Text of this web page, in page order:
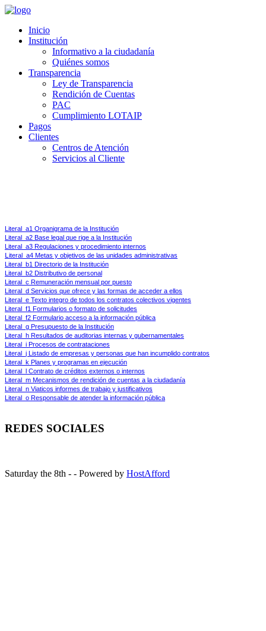
Inicio
Institución
Informativo a la ciudadanía
Quiénes somos
Transparencia
Ley de Transparencia
Rendición de Cuentas
PAC
Cumplimiento LOTAIP
Pagos
Clientes
Centros de Atención
Servicios al Cliente
Literal_a1 Organigrama de la Institución
Literal_a2 Base legal que rige a la Institución
Literal_a3 Regulaciones y procedimiento internos
Literal_a4 Metas y objetivos de las unidades administrativas
Literal_b1 Directorio de la Institución
Literal_b2 Distributivo de personal
Literal_c Remuneración mensual por puesto
Literal_d Servicios que ofrece y las formas de acceder a ellos
Literal_e Texto integro de todos los contratos colectivos vigentes
Literal_f1 Formularios o formato de solicitudes
Literal_f2 Formulario acceso a la información pública
Literal_g Presupuesto de la Institución
Literal_h Resultados de auditorias internas y gubernamentales
Literal_i Procesos de contrataciones
Literal_j Listado de empresas y personas que han incumplido contratos
Literal_k Planes y programas en ejecución
Literal_l Contrato de créditos externos o internos
Literal_m Mecanismos de rendición de cuentas a la ciudadanía
Literal_n Viaticos informes de trabajo y justificativos
Literal_o Responsable de atender la información pública
REDES SOCIALES
Saturday the 8th - - Powered by HostAfford